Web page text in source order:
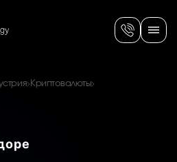
Криптовалюты